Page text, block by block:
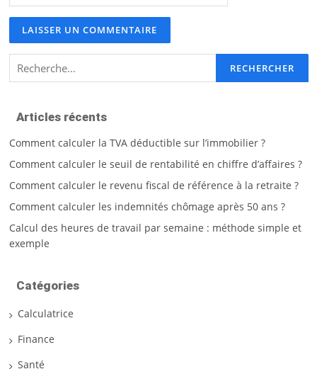
Rechercher :
Articles récents
Comment calculer la TVA déductible sur l’immobilier ?
Comment calculer le seuil de rentabilité en chiffre d’affaires ?
Comment calculer le revenu fiscal de référence à la retraite ?
Comment calculer les indemnités chômage après 50 ans ?
Calcul des heures de travail par semaine : méthode simple et
exemple
Catégories
Calculatrice
Finance
Santé